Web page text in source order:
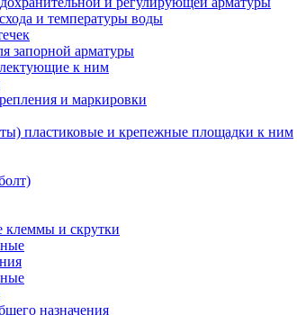
и температуры воды
запорной арматуры
к ним
и маркировки
пластиковые и крепежные площадки к ним
клеммы и скрутки
назначения